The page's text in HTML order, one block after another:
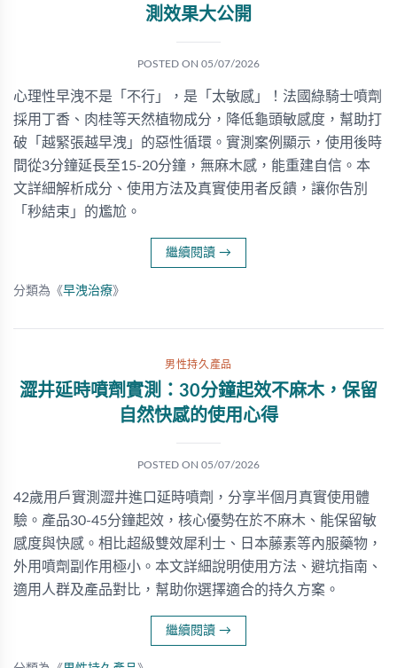
測效果大公開
POSTED ON 05/07/2026
心理性早洩不是「不行」，是「太敏感」！法國綠騎士噴劑
採用丁香、肉桂等天然植物成分，降低龜頭敏感度，幫助打
破「越緊張越早洩」的惡性循環。實測案例顯示，使用後時
間從3分鐘延長至15-20分鐘，無麻木感，能重建自信。本
文詳細解析成分、使用方法及真實使用者反饋，讓你告別
「秒結束」的尷尬。
繼續閱讀 →
分類為《早洩治療》
男性持久產品
澀井延時噴劑實測：30分鐘起效不麻木，保留
自然快感的使用心得
POSTED ON 05/07/2026
42歲用戶實測澀井進口延時噴劑，分享半個月真實使用體
驗。產品30-45分鐘起效，核心優勢在於不麻木、能保留敏
感度與快感。相比超級雙效犀利士、日本藤素等內服藥物，
外用噴劑副作用極小。本文詳細說明使用方法、避坑指南、
適用人群及產品對比，幫助你選擇適合的持久方案。
繼續閱讀 →